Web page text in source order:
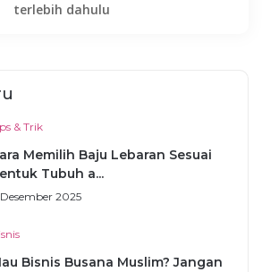
terlebih dahulu
& Trik
Memilih Baju Lebaran Sesuai
Tubuh a...
2025
Bisnis Busana Muslim? Jangan